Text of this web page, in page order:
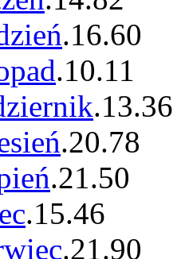
.16.60
.10.11
.13.36
.20.78
.21.50
.15.46
.21.90